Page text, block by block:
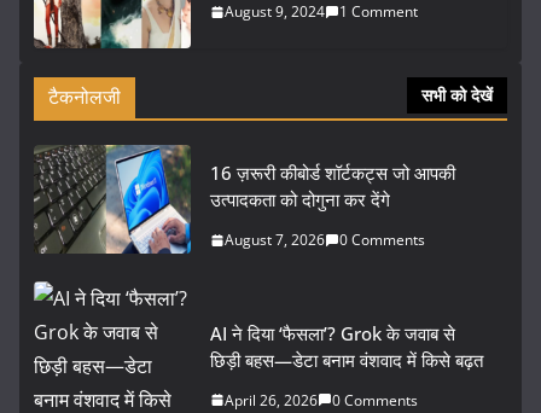
August 9, 2024 1 Comment
टैकनोलजी सभी को देखें
16 ज़रूरी कीबोर्ड शॉर्टकट्स जो आपकी
उत्पादकता को दोगुना कर देंगे
August 7, 2026 0 Comments
AI ने दिया ‘फैसला’? Grok के जवाब से
छिड़ी बहस—डेटा बनाम वंशवाद में किसे बढ़त
April 26, 2026 0 Comments